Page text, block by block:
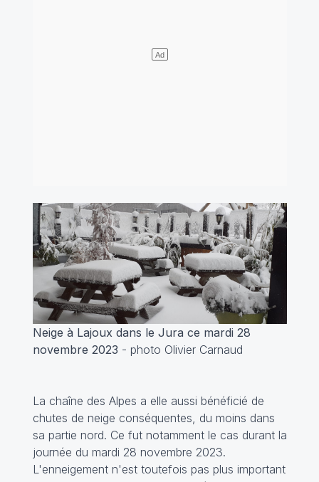
Neige à Lajoux dans le Jura ce mardi 28
novembre 2023 - photo Olivier Carnaud
La chaîne des Alpes a elle aussi bénéficié de
chutes de neige conséquentes, du moins dans
sa partie nord. Ce fut notamment le cas durant la
journée du mardi 28 novembre 2023.
L'enneigement n'est toutefois pas plus important